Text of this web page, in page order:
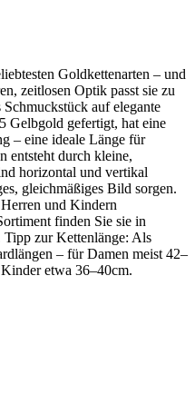
Goldkettenarten – und
zeitlosen Optik passt sie zu
auf elegante
Gelbgold gefertigt, hat eine
– eine ideale Länge für
entsteht durch kleine,
horizontal und vertikal
gleichmäßiges Bild sorgen.
und Kindern
finden Sie sie in
Tipp zur Kettenlänge: Als
– für Damen meist 42–
etwa 36–40cm.